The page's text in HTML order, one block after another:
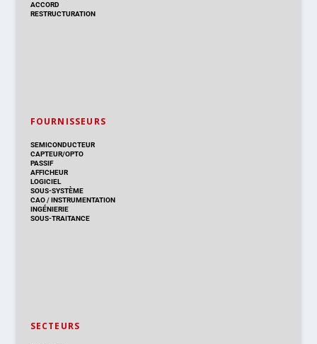
ACCORD
RESTRUCTURATION
FOURNISSEURS
SEMICONDUCTEUR
CAPTEUR/OPTO
PASSIF
AFFICHEUR
LOGICIEL
SOUS-SYSTÈME
CAO/INSTRUMENTATION
INGÉNIERIE
SOUS-TRAITANCE
SECTEURS